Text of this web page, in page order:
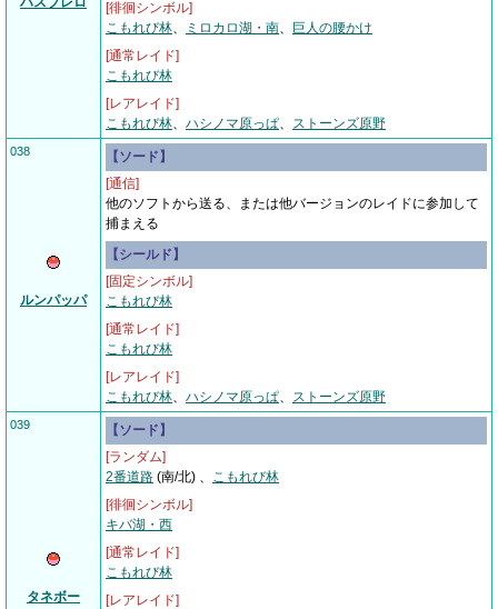
[徘徊シンボル]
こもれび林、 ミロカロ湖・南、
巨人の腰かけ
[通常レイド]
こもれび林
[レアレイド]
こもれび林、 ハシノマ原っぱ、 ストーンズ原野
038
ルンパッパ
【ソード】
[通信]
他のソフトから送る、または他バージョンのレイドに参加して
捕まえる
【シールド】
[固定シンボル]
こもれび林
[通常レイド]
こもれび林
[レアレイド]
こもれび林、 ハシノマ原っぱ、 ストーンズ原野
039
タネボー
【ソード】
[ランダム]
2番道路 (南/北) 、 こもれび林
[徘徊シンボル]
キバ湖・西
[通常レイド]
こもれび林
[レアレイド]